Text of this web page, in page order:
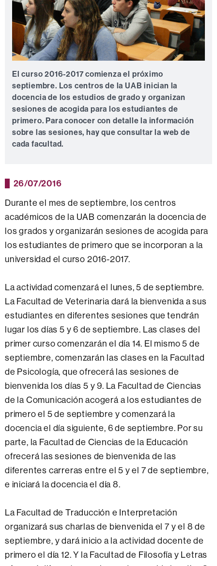
El curso 2016-2017 comienza el próximo
septiembre. Los centros de la UAB inician la
docencia de los estudios de grado y organizan
sesiones de acogida para los estudiantes de
primero. Para conocer con detalle la información
sobre las sesiones, hay que consultar la web de
cada facultad.
26/07/2016
Durante el mes de septiembre, los centros
académicos de la UAB comenzarán la docencia de
los grados y organizarán sesiones de acogida para
los estudiantes de primero que se incorporan a la
universidad el curso 2016-2017.
La actividad comenzará el lunes, 5 de septiembre.
La Facultad de Veterinaria dará la bienvenida a sus
estudiantes en diferentes sesiones que tendrán
lugar los días 5 y 6 de septiembre. Las clases del
primer curso comenzarán el día 14. El mismo 5 de
septiembre, comenzarán las clases en la Facultad
de Psicología, que ofrecerá las sesiones de
bienvenida los días 5 y 9. La Facultad de Ciencias
de la Comunicación acogerá a los estudiantes de
primero el 5 de septiembre y comenzará la
docencia el día siguiente, 6 de septiembre. Por su
parte, la Facultad de Ciencias de la Educación
ofrecerá las sesiones de bienvenida de las
diferentes carreras entre el 5 y el 7 de septiembre,
e iniciará la docencia el día 8.
La Facultad de Traducción e Interpretación
organizará sus charlas de bienvenida el 7 y el 8 de
septiembre, y dará inicio a la actividad docente de
primero el día 12. Y la Facultad de Filosofía y Letras